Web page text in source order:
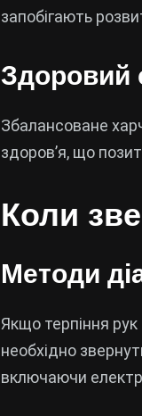
запобігають
Здоровий
Збалансоване
здоров’я, що
Коли
Методи
Якщо терпіння
необхідно
включаючи